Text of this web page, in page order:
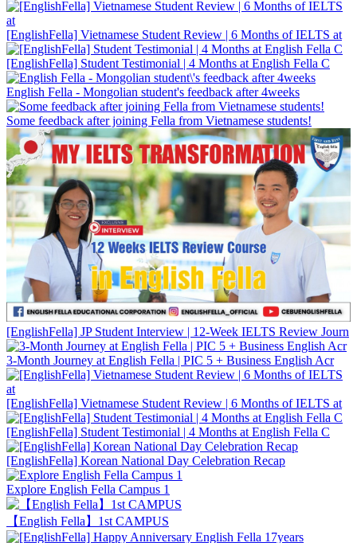
BY BEING THE FIRST
WE GIVE YOU THE BEST
[EnglishFella] Vietnamese Student Review | 6 Months of IELTS at
[EnglishFella] Student Testimonial | 4 Months at English Fella C
English Fella - Mongolian student's feedback after 4weeks
Some feedback after joining Fella from Vietnamese students!
[EnglishFella] JP Student Interview | 12-Week IELTS Review Journ
3-Month Journey at English Fella | PIC 5 + Business English Acr
[EnglishFella] Vietnamese Student Review | 6 Months of IELTS at
[EnglishFella] Student Testimonial | 4 Months at English Fella C
[EnglishFella] Korean National Day Celebration Recap
Explore English Fella Campus 1
【English Fella】1st CAMPUS